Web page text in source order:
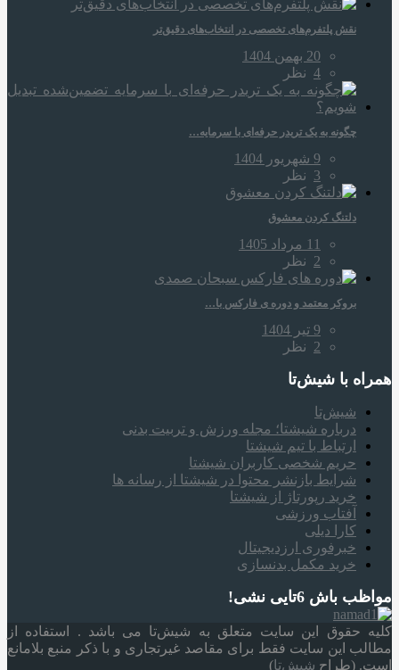
نقش پلتفرم‌های تخصصی در انتخاب‌های دقیق‌تر
20 بهمن 1404
4 نظر
چگونه به یک تریدر حرفه‌ای با سرمایه…
9 شهریور 1404
3 نظر
دلتنگ کردن معشوق
11 مرداد 1405
2 نظر
بروکر معتمد و دوره‌ ی فارکس با…
9 تیر 1404
2 نظر
همراه‌ با شیش‌تا
شیش‌تا
درباره شیشتا؛ مجله ورزش و تربیت بدنی
ارتباط با تیم شیشتا
حریم شخصی کاربران شیشتا
شرایط بازنشر محتوا در شیشتا از رسانه ها
خرید رپورتاژ از شیشتا
آفتاب ورزشی
کارا دیلی
خبرفوری ارزدیجیتال
خرید مکمل بدنسازی
مواظب باش 6تایی نشی!
کلیه حقوق این سایت متعلق به شیش‌تا می باشد . استفاده از
مطالب این سایت فقط برای مقاصد غیرتجاری و با ذکر منبع بلامانع
است. (طراح شیش‌تا)